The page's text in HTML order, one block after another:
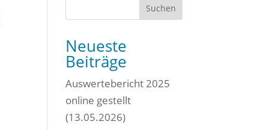
Suchen
Neueste
Beiträge
Auswertebericht 2025
online gestellt
(13.05.2026)